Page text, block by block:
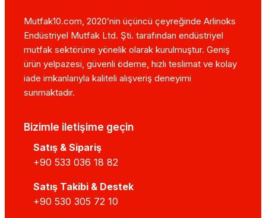
Mutfak10.com, 2020’nin üçüncü çeyreğinde Arlinoks
Endüstriyel Mutfak Ltd. Şti. tarafından endüstriyel
mutfak sektörüne yönelik olarak kurulmuştur. Geniş
ürün yelpazesi, güvenli ödeme, hızlı teslimat ve kolay
iade imkanlarıyla kaliteli alışveriş deneyimi
sunmaktadır.
Bizimle iletişime geçin
Satış & Sipariş
+90 533 036 18 82
Satış Takibi & Destek
+90 530 305 72 10